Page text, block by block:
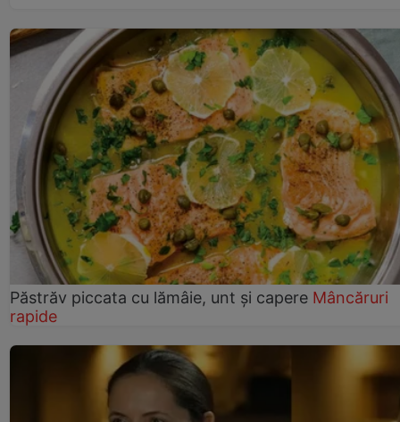
Păstrăv piccata cu lămâie, unt și capere Mâncăruri
rapide